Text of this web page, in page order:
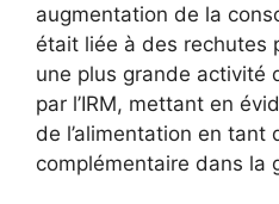
augmentation de la
était liée à des rechutes
une plus grande activité
par l’IRM, mettant en
de l’alimentation en tant
complémentaire dans la